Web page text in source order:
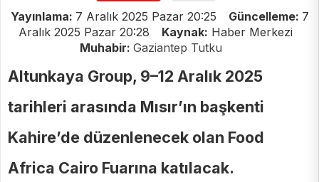
Yayınlama: 7 Aralık 2025 Pazar 20:25 Güncelleme: 7
Aralık 2025 Pazar 20:28
Kaynak: Haber Merkezi
Muhabir: Gaziantep Tutku
Altunkaya Group, 9–12 Aralık 2025
tarihleri arasında Mısır’ın başkenti
Kahire’de düzenlenecek olan Food
Africa Cairo Fuarına katılacak.